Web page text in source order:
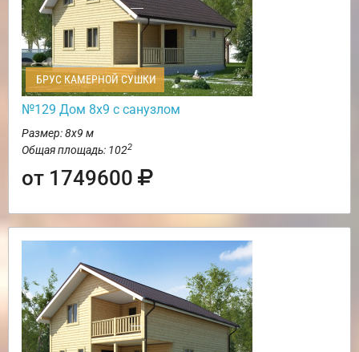
БРУС КАМЕРНОЙ СУШКИ
№129 Дом 8х9 с санузлом
Размер: 8х9 м
Общая площадь: 1022
от 1749600